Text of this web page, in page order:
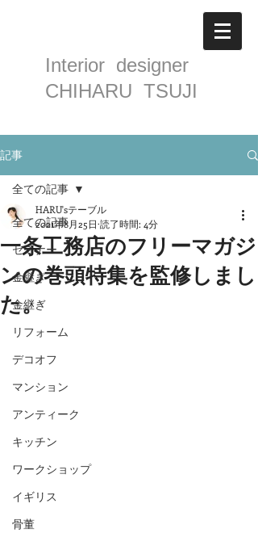
Interior designer
CHIHARU TSUJI
記事
全ての記事
セミナー
金継ぎ
金継ぎ
リフォーム
デコオフ
マンション
アンティーク
キッチン
ワークショップ
イギリス
骨董
全ての記事
一条工務店のフリーマガジ
ンの巻頭特集を監修しまし
た。
HARU'sテーブル
2021年8月25日 読了時間: 4分